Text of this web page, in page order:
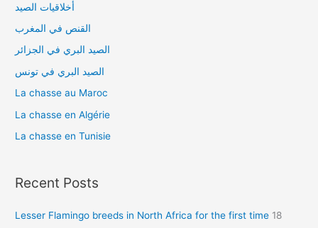
h
f
o
:
أخلاقيات الصيد
القنص في المغرب
الصيد البري في الجزائر
الصيد البري في تونس
La chasse au Maroc
La chasse en Algérie
La chasse en Tunisie
Recent Posts
Lesser Flamingo breeds in North Africa for the first time 18